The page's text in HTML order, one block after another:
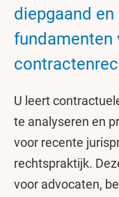
diepgaand
fundamenten
U leert
te analyseren en
voor recente
rechtspraktijk.
voor advocaten,